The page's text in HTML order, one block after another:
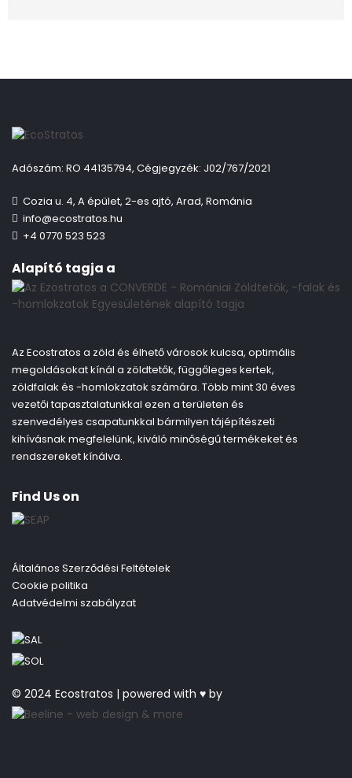
Adószám: RO 44135794, Cégjegyzék: J02/767/2021
Cozia u. 4, A épület, 2-es ajtó, Arad, Románia
info@ecostratos.hu
+4 0770 523 523
Alapító tagja a
Az Ecostratos a zöld és élhető városok kulcsa, optimális
megoldásokat kínál a zöldtetők, függőleges kertek,
zöldfalak és -homlokzatok számára. Több mint 30 éves
vezetői tapasztalatunkkal ezen a területen és
szenvedélyes csapatunkkal bármilyen tájépítészeti
kihívásnak megfelelünk, kiváló minőségű termékeket és
rendszereket kínálva.
Find Us on
Általános Szerződési Feltételek
Cookie politika
Adatvédelmi szabályzat
© 2024 Ecostratos | powered with ♥ by